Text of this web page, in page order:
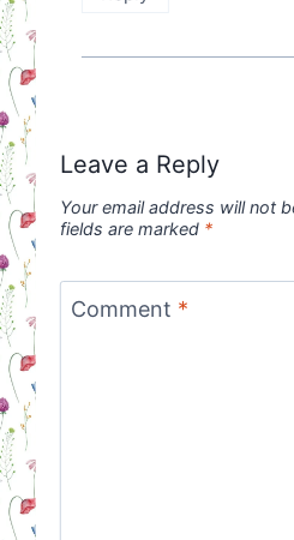
Leave a Reply
Your email address will not
fields are marked *
Comment *